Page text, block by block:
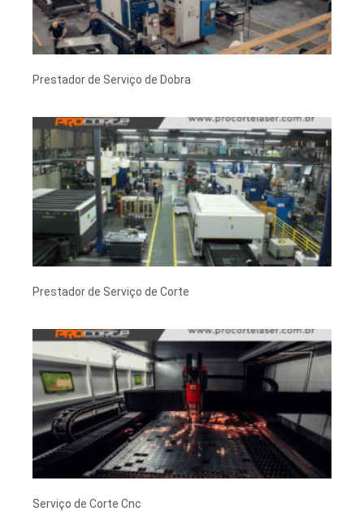
Prestador de Serviço de Dobra
Prestador de Serviço de Corte
Serviço de Corte Cnc